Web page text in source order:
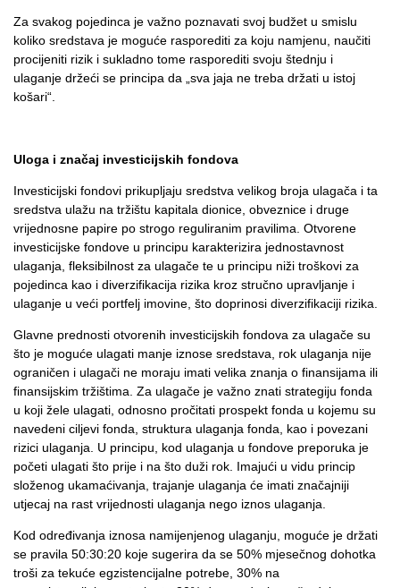
Za svakog pojedinca je važno poznavati svoj budžet u smislu
koliko sredstava je moguće rasporediti za koju namjenu, naučiti
procijeniti rizik i sukladno tome rasporediti svoju štednju i
ulaganje držeći se principa da „sva jaja ne treba držati u istoj
košari“.
Uloga i značaj investicijskih fondova
Investicijski fondovi prikupljaju sredstva velikog broja ulagača i ta
sredstva ulažu na tržištu kapitala dionice, obveznice i druge
vrijednosne papire po strogo reguliranim pravilima. Otvorene
investicijske fondove u principu karakterizira jednostavnost
ulaganja, fleksibilnost za ulagače te u principu niži troškovi za
pojedinca kao i diverzifikacija rizika kroz stručno upravljanje i
ulaganje u veći portfelj imovine, što doprinosi diverzifikaciji rizika.
Glavne prednosti otvorenih investicijskih fondova za ulagače su
što je moguće ulagati manje iznose sredstava, rok ulaganja nije
ograničen i ulagači ne moraju imati velika znanja o finansijama ili
finansijskim tržištima. Za ulagače je važno znati strategiju fonda
u koji žele ulagati, odnosno pročitati prospekt fonda u kojemu su
navedeni ciljevi fonda, struktura ulaganja fonda, kao i povezani
rizici ulaganja. U principu, kod ulaganja u fondove preporuka je
početi ulagati što prije i na što duži rok. Imajući u vidu princip
složenog ukamaćivanja, trajanje ulaganja će imati značajniji
utjecaj na rast vrijednosti ulaganja nego iznos ulaganja.
Kod određivanja iznosa namijenjenog ulaganju, moguće je držati
se pravila 50:30:20 koje sugerira da se 50% mjesečnog dohotka
troši za tekuće egzistencijalne potrebe, 30% na